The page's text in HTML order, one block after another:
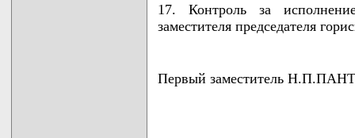
17. Контроль за
заместителя председателя
Первый заместитель